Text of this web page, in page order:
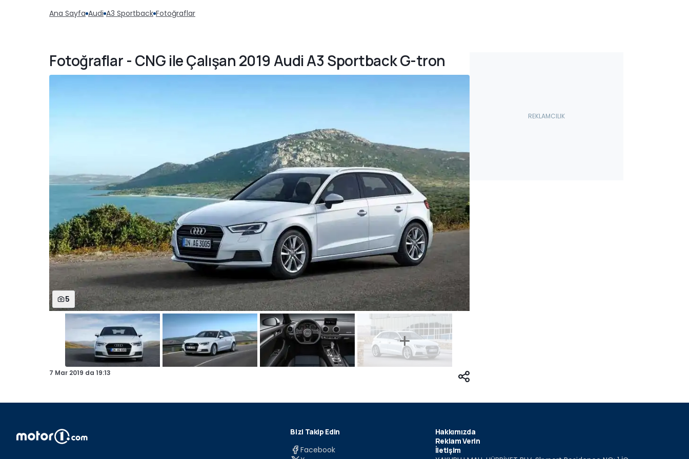
Ana Sayfa Audi A3 Sportback Fotoğraflar
Fotoğraflar - CNG ile Çalışan 2019 Audi A3 Sportback G-tron
5
7 Mar 2019 da 19:13
Bizi Takip Edin
Facebook
Hakkımızda
Reklam Verin
İletişim